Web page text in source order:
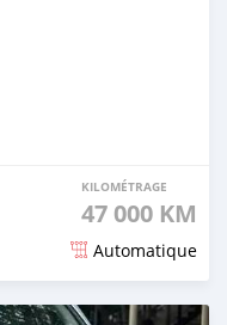
KILOMÉTRAGE
47 000 KM
Automatique